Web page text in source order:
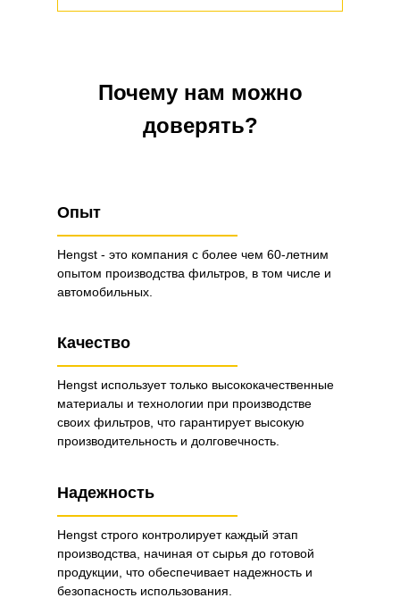
Почему нам можно
доверять?
Опыт
Hengst - это компания с более чем 60-летним
опытом производства фильтров, в том числе и
автомобильных.
Качество
Надежность
Hengst использует только высококачественные
материалы и технологии при производстве
своих фильтров, что гарантирует высокую
производительность и долговечность.
Hengst строго контролирует каждый этап
производства, начиная от сырья до готовой
продукции, что обеспечивает надежность и
безопасность использования.